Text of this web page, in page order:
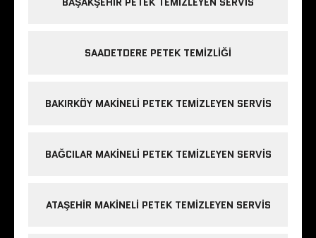
SAADETDERE PETEK TEMIZLIĞI
BAKIRKÖY MAKINELI PETEK TEMIZLEYEN SERVIS
BAĞCILAR MAKINELI PETEK TEMIZLEYEN SERVIS
ATAŞEHIR MAKINELI PETEK TEMIZLEYEN SERVIS